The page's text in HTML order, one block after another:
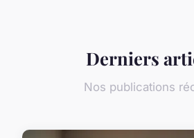
Derniers
Nos publications